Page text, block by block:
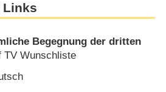
Links
Begegnung der dritten
TV Wunschliste